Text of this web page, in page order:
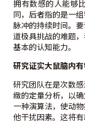
拥有数感的人能够
同，后者指的是一
脉冲的持续时间。
道极具挑战的难题
基本的认知能力。
研究证实大鼠脑内
研究团队在是次数
緻的定量分析，以
一种演算法，使动
他干扰因素。这将